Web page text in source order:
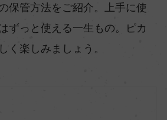
保管方法をご紹介。上手に使
ずっと使える一生もの。ピカ
く楽しみましょう。